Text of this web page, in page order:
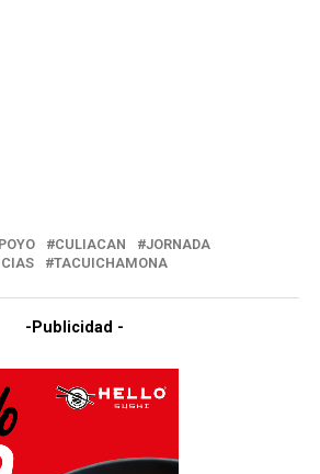
CULIACAN
JORNADA
TACUICHAMONA
-Publicidad -